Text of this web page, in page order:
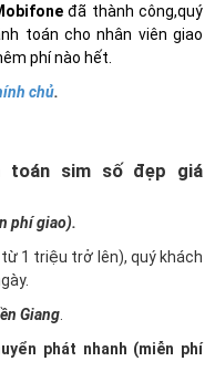
đã thành công,quý
toán cho nhân viên giao
phí nào hết.
chủ.
toán sim số đẹp giá
phí giao).
1 triệu trở lên), quý khách
Giang
phát nhanh (miễn phí